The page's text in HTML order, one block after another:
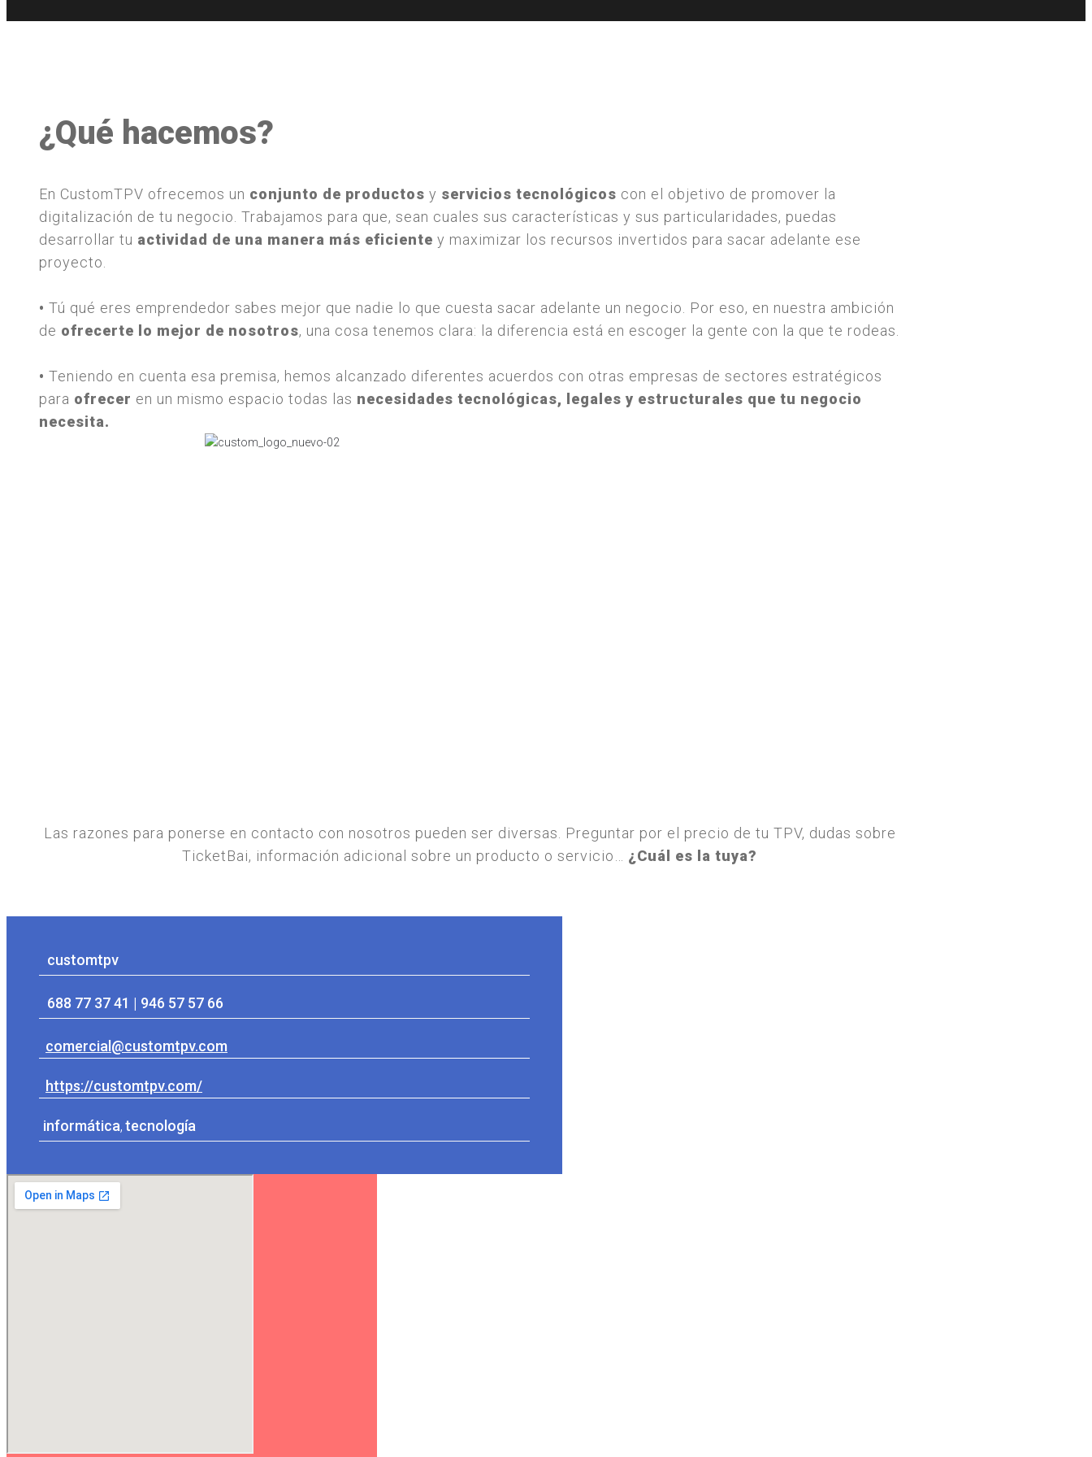
¿Qué hacemos?
En CustomTPV ofrecemos un conjunto de productos y servicios tecnológicos con el objetivo de promover la
digitalización de tu negocio. Trabajamos para que, sean cuales sus características y sus particularidades, puedas
desarrollar tu actividad de una manera más eficiente y maximizar los recursos invertidos para sacar adelante ese
proyecto.
• Tú qué eres emprendedor sabes mejor que nadie lo que cuesta sacar adelante un negocio. Por eso, en nuestra ambición
de ofrecerte lo mejor de nosotros, una cosa tenemos clara: la diferencia está en escoger la gente con la que te rodeas.
• Teniendo en cuenta esa premisa, hemos alcanzado diferentes acuerdos con otras empresas de sectores estratégicos
para ofrecer en un mismo espacio todas las necesidades tecnológicas, legales y estructurales que tu negocio
necesita.
Las razones para ponerse en contacto con nosotros pueden ser diversas. Preguntar por el precio de tu TPV, dudas sobre
TicketBai, información adicional sobre un producto o servicio… ¿Cuál es la tuya?
customtpv
688 77 37 41 | 946 57 57 66
comercial@customtpv.com
https://customtpv.com/
informática,tecnología